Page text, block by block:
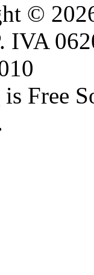
©
IVA
is Free